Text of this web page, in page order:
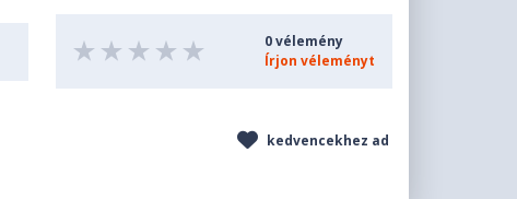
0 vélemény
Írjon véleményt
kedvencekhez ad